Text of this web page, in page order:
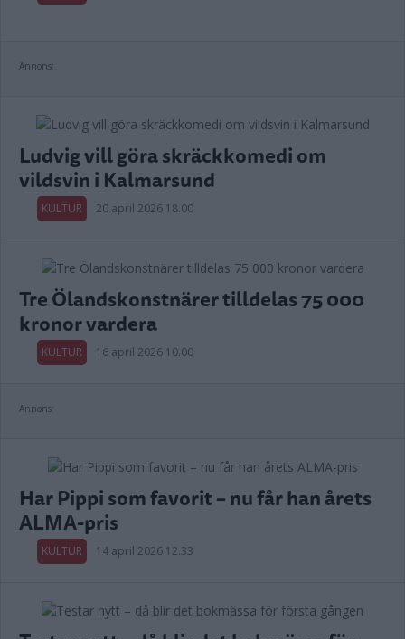
Annons:
Ludvig vill göra skräckkomedi om
vildsvin i Kalmarsund
KULTUR 20 april 2026 18.00
Tre Ölandskonstnärer tilldelas 75 000
kronor vardera
KULTUR 16 april 2026 10.00
Annons:
Har Pippi som favorit – nu får han årets
ALMA-pris
KULTUR 14 april 2026 12.33